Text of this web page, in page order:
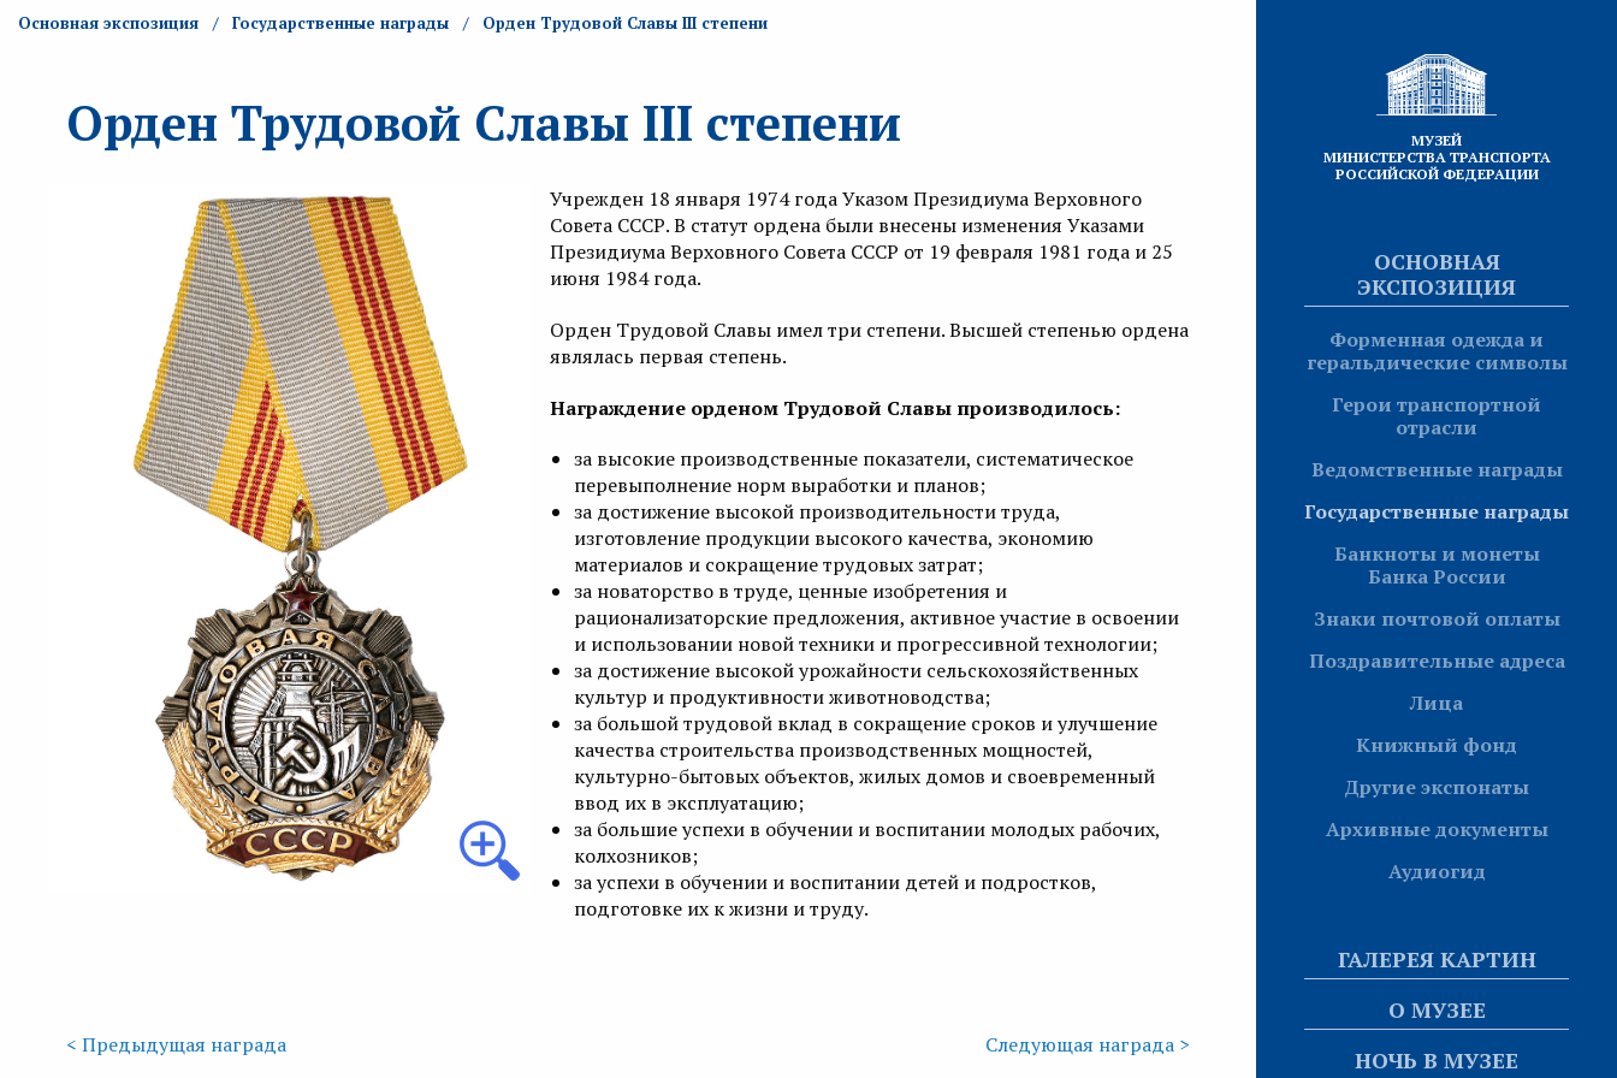
МУЗЕЙ
МИНИСТЕРСТВА ТРАНСПОРТА
РОССИЙСКОЙ ФЕДЕРАЦИИ
ОСНОВНАЯ
ЭКСПОЗИЦИЯ
Форменная одежда и
геральдические символы
Герои транспортной
отрасли
Ведомственные награды
Государственные награды
Банкноты и монеты
Банка России
Знаки почтовой оплаты
Поздравительные адреса
Лица
Книжный фонд
Другие экспонаты
Архивные документы
Аудиогид
ГАЛЕРЕЯ КАРТИН
О МУЗЕЕ
НОЧЬ В МУЗЕЕ
Основная экспозиция Государственные награды Орден Трудовой Славы III степени
Орден Трудовой Славы III степени
Учрежден 18 января 1974 года Указом Президиума Верховного
Совета СССР. В статут ордена были внесены изменения Указами
Президиума Верховного Совета СССР от 19 февраля 1981 года и 25
июня 1984 года.
Орден Трудовой Славы имел три степени. Высшей степенью ордена
являлась первая степень.
Награждение орденом Трудовой Славы производилось:
за высокие производственные показатели, систематическое
перевыполнение норм выработки и планов;
за достижение высокой производительности труда,
изготовление продукции высокого качества, экономию
материалов и сокращение трудовых затрат;
за новаторство в труде, ценные изобретения и
рационализаторские предложения, активное участие в освоении
и использовании новой техники и прогрессивной технологии;
за достижение высокой урожайности сельскохозяйственных
культур и продуктивности животноводства;
за большой трудовой вклад в сокращение сроков и улучшение
качества строительства производственных мощностей,
культурно-бытовых объектов, жилых домов и своевременный
ввод их в эксплуатацию;
за большие успехи в обучении и воспитании молодых рабочих,
колхозников;
за успехи в обучении и воспитании детей и подростков,
подготовке их к жизни и труду.
< Предыдущая награда Следующая награда >